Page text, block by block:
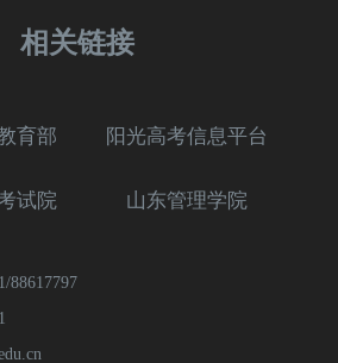
相关链接
育部 阳光高考信息平台
试院 山东管理学院
88617797